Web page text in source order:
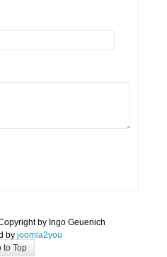
by Ingo Geuenich
by joomla2you
to Top